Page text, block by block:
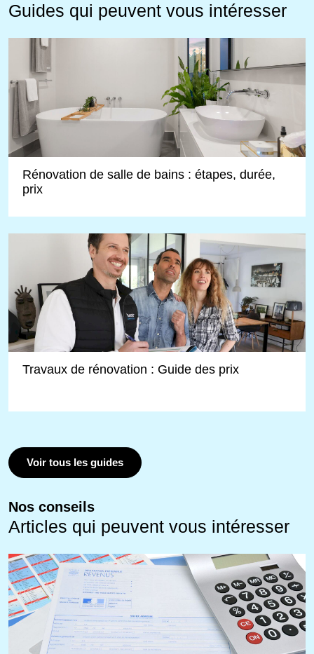
Guides qui peuvent vous intéresser
Rénovation de salle de bains : étapes, durée,
prix
Travaux de rénovation : Guide des prix
Voir tous les guides
Nos conseils
Articles qui peuvent vous intéresser